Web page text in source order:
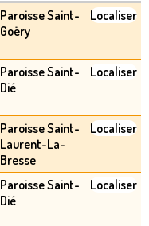
Paroisse Saint-
Goëry
Localiser
Paroisse Saint-
Dié
Localiser
Paroisse Saint-
Laurent-La-
Bresse
Localiser
Paroisse Saint-
Dié
Localiser